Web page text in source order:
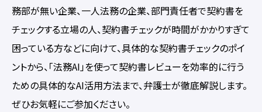
務部が無い企業、一人法務の企業、部門責任者で契約書を
チェックする立場の人、契約書チェックが時間がかかりすぎて
困っている方などに向けて、具体的な契約書チェックのポイ
ントから、「法務AI」を使って契約書レビューを効率的に行う
ための具体的なAI活用方法まで、弁護士が徹底解説します。
ぜひお気軽にご参加ください。